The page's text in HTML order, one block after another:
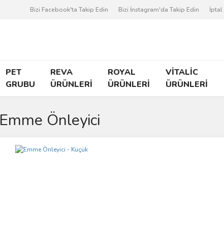
Bizi Facebook'ta Takip Edin Bizi İnstagram'da Takip Edin İptal
PET
GRUBU
REVA
ÜRÜNLERİ
ROYAL
ÜRÜNLERİ
VİTALİC
ÜRÜNLERİ
Emme Önleyici